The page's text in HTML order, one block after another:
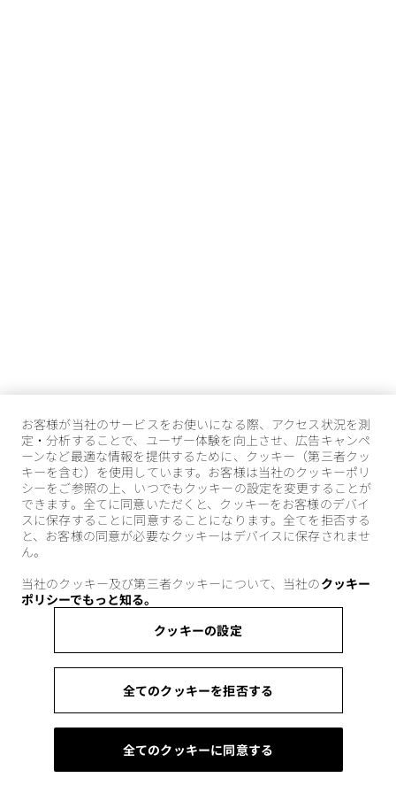
お客様が当社のサービスをお使いになる際、アクセス状況を測
定・分析することで、ユーザー体験を向上させ、広告キャンペ
ーンなど最適な情報を提供するために、クッキー（第三者クッ
キーを含む）を使用しています。お客様は当社のクッキーポリ
シーをご参照の上、いつでもクッキーの設定を変更することが
できます。全てに同意いただくと、クッキーをお客様のデバイ
スに保存することに同意することになります。全てを拒否する
と、お客様の同意が必要なクッキーはデバイスに保存されませ
ん。
当社のクッキー及び第三者クッキーについて、当社のクッキー
ポリシーでもっと知る。
クッキーの設定
全てのクッキーを拒否する
全てのクッキーに同意する